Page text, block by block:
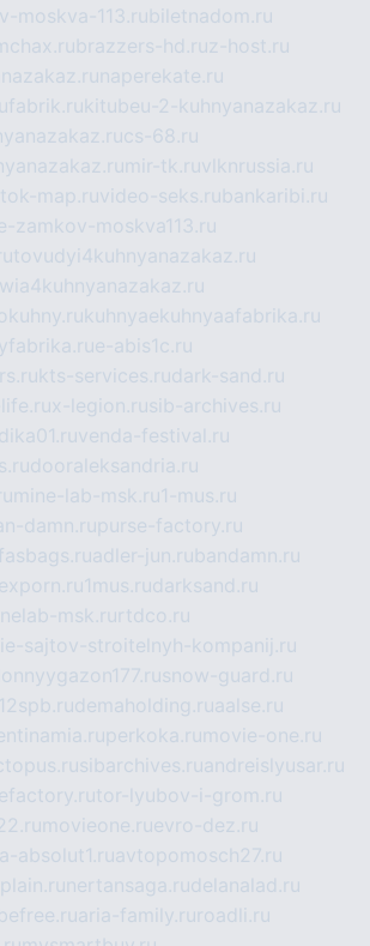
moskva-113.rubiletnadom.ru
brazzers-hd.ruz-host.ru
naperekate.ru
kitubeu-2-kuhnyanazakaz.ru
cs-68.ru
mir-tk.ruvlknrussia.ru
map.ruvideo-seks.rubankaribi.ru
zamkov-moskva113.ru
tovudyi4kuhnyanazakaz.ru
kuhnyaekuhnyaafabrika.ru
e-abis1c.ru
kts-services.rudark-sand.ru
x-legion.rusib-archives.ru
venda-festival.ru
dooraleksandria.ru
mine-lab-msk.ru1-mus.ru
damn.rupurse-factory.ru
fasbags.ruadler-jun.rubandamn.ru
1mus.rudarksand.ru
msk.ru rtdco.ru
sajtov-stroitelnyh-kompanij.ru
snow-guard.ru
demaholding.ruaalse.ru
perkoka.ru movie-one.ru
sibarchives.ruandreislyusar.ru
tor-lyubov-i-grom.ru
movieone.ruevro-dez.ru
absolut1.ruavtopomosch27.ru
nertansaga.rudelanalad.ru
aria-family.ru roadli.ru